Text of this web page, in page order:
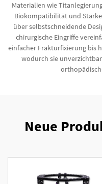
Materialien wie
Biokompatibilität und
über selbstschneidende
chirurgische Eingriffe
einfacher Frakturfixierung bis
wodurch sie
Neue